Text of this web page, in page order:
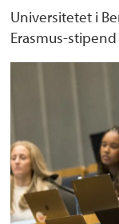
Universitetet i
Erasmus-